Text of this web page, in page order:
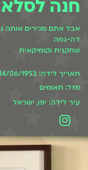
חנה
אבל אתם מכירים אותה
דה-גמה
שחקנית וקומיקאית
תאריך לידה: 14/06/1953
מזל: תאומים
עיר לידה: יפו, ישראל